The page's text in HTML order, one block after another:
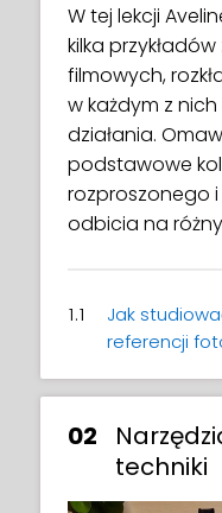
W tej lekcji
kilka
filmowych,
w każdym z
działania.
podstawowe
rozproszonego
odbicia na
1.1
Jak
referencji
oświetlenia i
teoretyczne
rozproszone,
02
techniki